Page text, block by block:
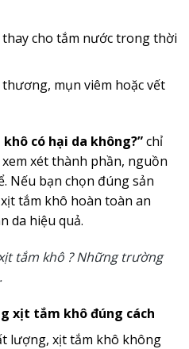
cho tắm nước trong thời
mụn viêm hoặc vết
có hại da không?”chỉ
xét thành phần, nguồn
Nếu bạn chọn đúng sản
tắm khô hoàn toàn an
da hiệu quả.
tắm khô ? Những trường
xịt tắm khô đúng cách
lượng, xịt tắm khô không